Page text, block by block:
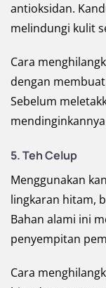
antioksidan.
melindungi kulit
Cara
dengan
Sebelum
5. Teh Celup
Menggunakan
lingkaran hitam,
Bahan alami ini
penyempitan
Cara